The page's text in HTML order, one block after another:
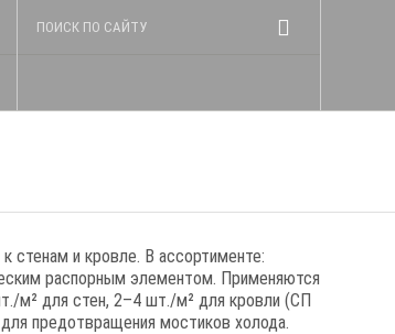
стенам и кровле. В ассортименте:
распорным элементом. Применяются
м² для стен, 2–4 шт./м² для кровли (СП
предотвращения мостиков холода.